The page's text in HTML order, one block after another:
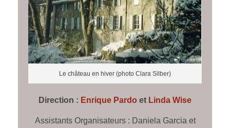
Le château en hiver (photo Clara Silber)
Direction : Enrique Pardo et Linda Wise
Assistants Organisateurs : Daniela Garcia et